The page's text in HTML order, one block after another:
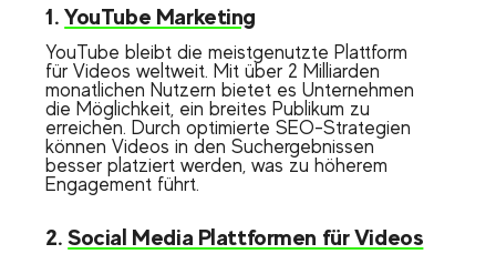
1.YouTube Marketing
YouTube bleibt die meistgenutzte Plattform
für Videos weltweit. Mit über 2 Milliarden
monatlichen Nutzern bietet es Unternehmen
die Möglichkeit, ein breites Publikum zu
erreichen. Durch optimierte SEO-Strategien
können Videos in den Suchergebnissen
besser platziert werden, was zu höherem
Engagement führt.
2.Social Media Plattformen für Videos